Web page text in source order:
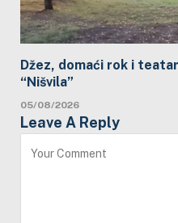
Džez, domaći rok i
“Nišvila”
05/08/2026
Leave A Reply